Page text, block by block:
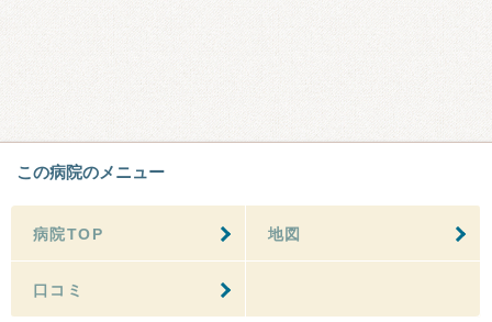
この病院のメニュー
病院TOP 地図
口コミ